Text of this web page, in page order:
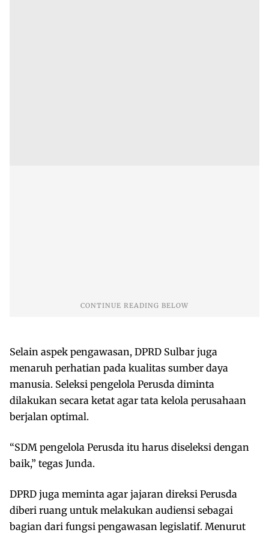
Selain aspek pengawasan, DPRD Sulbar juga
menaruh perhatian pada kualitas sumber daya
manusia. Seleksi pengelola Perusda diminta
dilakukan secara ketat agar tata kelola perusahaan
berjalan optimal.
“SDM pengelola Perusda itu harus diseleksi dengan
baik,” tegas Junda.
DPRD juga meminta agar jajaran direksi Perusda
diberi ruang untuk melakukan audiensi sebagai
bagian dari fungsi pengawasan legislatif. Menurut